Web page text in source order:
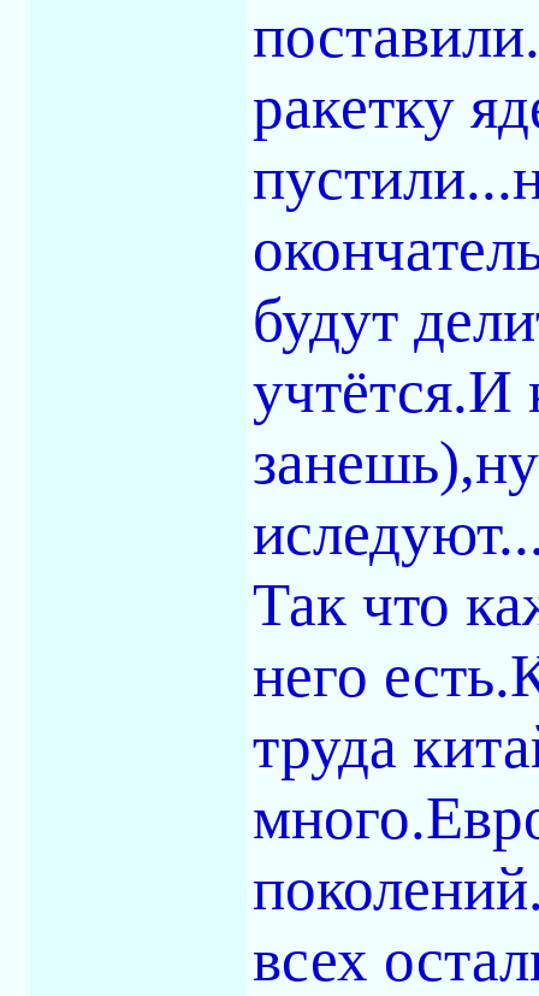
ракетку
будут
учтётся.И
Так что
него
труда
всех